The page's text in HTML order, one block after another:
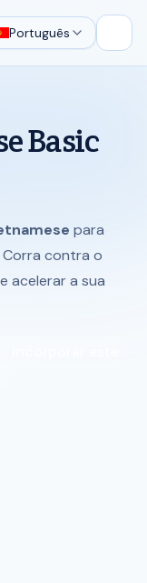
Português
Basic
para
Corra contra o
acelerar a sua